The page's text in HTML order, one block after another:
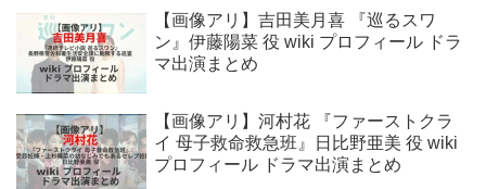
【画像アリ】吉田美月喜 『巡るスワ
ン』伊藤陽菜 役 wiki プロフィール ドラ
マ出演まとめ
【画像アリ】河村花 『ファーストクラ
イ 母子救命救急班』日比野亜美 役 wiki
プロフィール ドラマ出演まとめ